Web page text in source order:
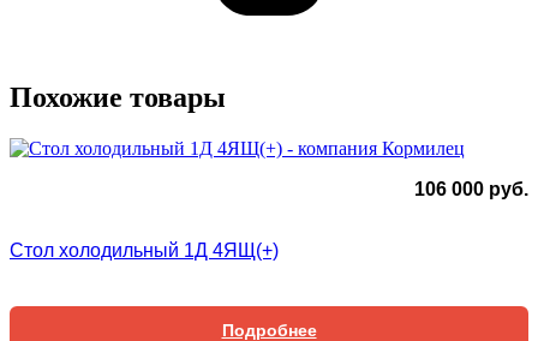
Похожие товары
106 000 руб.
Стол холодильный 1Д 4ЯЩ(+)
Подробнее